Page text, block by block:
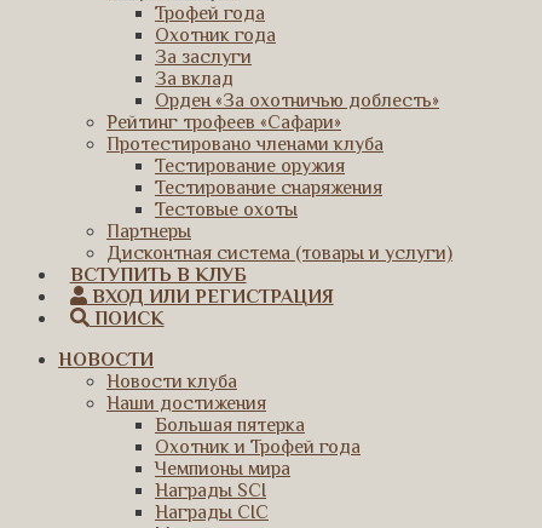
Трофей года
Охотник года
За заслуги
За вклад
Орден «За охотничью доблесть»
Рейтинг трофеев «Сафари»
Протестировано членами клуба
Тестирование оружия
Тестирование снаряжения
Тестовые охоты
Партнеры
Дисконтная система (товары и услуги)
ВСТУПИТЬ В КЛУБ
ВХОД ИЛИ РЕГИСТРАЦИЯ
ПОИСК
НОВОСТИ
Новости клуба
Наши достижения
Большая пятерка
Охотник и Трофей года
Чемпионы мира
Награды SCI
Награды CIC